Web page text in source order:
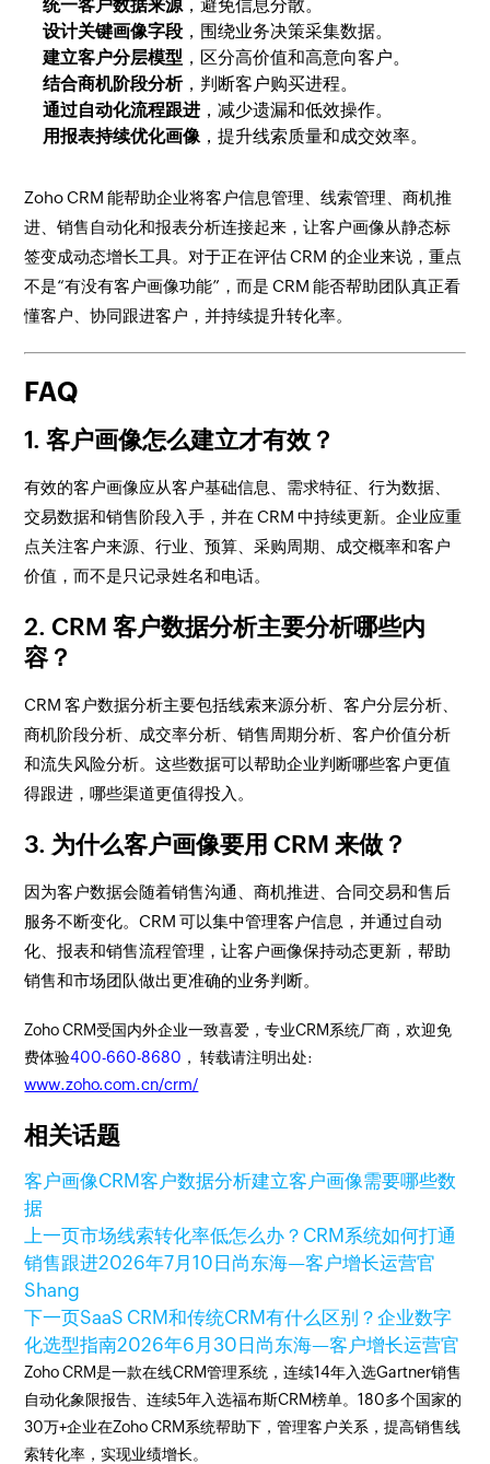
统一客户数据来源，避免信息分散。
设计关键画像字段 ，围绕业务决策采集数据。
建立客户分层模型 ，区分高价值和高意向客户。
结合商机阶段分析，判断客户购买进程。
通过自动化流程跟进 ，减少遗漏和低效操作。
用报表持续优化画像，提升线索质量和成交效率。
Zoho CRM 能帮助企业将客户信息管理、线索管理、商机推
进、销售自动化和报表分析连接起来，让客户画像从静态标
签变成动态增长工具。对于正在评估 CRM 的企业来说，重点
不是“有没有客户画像功能”，而是 CRM 能否帮助团队真正看
懂客户、协同跟进客户，并持续提升转化率。
FAQ
1. 客户画像怎么建立才有效？
有效的客户画像应从客户基础信息、需求特征、行为数据、
交易数据和销售阶段入手，并在 CRM 中持续更新。企业应重
点关注客户来源、行业、预算、采购周期、成交概率和客户
价值，而不是只记录姓名和电话。
2. CRM 客户数据分析主要分析哪些内
容？
CRM 客户数据分析主要包括线索来源分析、客户分层分析、
商机阶段分析、成交率分析、销售周期分析、客户价值分析
和流失风险分析。这些数据可以帮助企业判断哪些客户更值
得跟进，哪些渠道更值得投入。
3. 为什么客户画像要用 CRM 来做？
因为客户数据会随着销售沟通、商机推进、合同交易和售后
服务不断变化。CRM 可以集中管理客户信息，并通过自动
化、报表和销售流程管理，让客户画像保持动态更新，帮助
销售和市场团队做出更准确的业务判断。
Zoho CRM受国内外企业一致喜爱，专业CRM系统厂商，欢迎免
费体验400-660-8680 ， 转载请注明出处:
www.zoho.com.cn/crm/
相关话题
客户画像CRM客户数据分析建立客户画像需要哪些数
据
上一页市场线索转化率低怎么办？CRM系统如何打通
销售跟进2026年7月10日 尚东海—客户增长运营官
Shang
下一页SaaS CRM和传统CRM有什么区别？企业数字
化选型指南2026年6月30日 尚东海—客户增长运营官
Zoho CRM是一款在线CRM管理系统，连续14年入选Gartner销售
自动化象限报告、连续5年入选福布斯CRM榜单。180多个国家的
30万+企业在Zoho CRM系统帮助下，管理客户关系，提高销售线
索转化率，实现业绩增长。